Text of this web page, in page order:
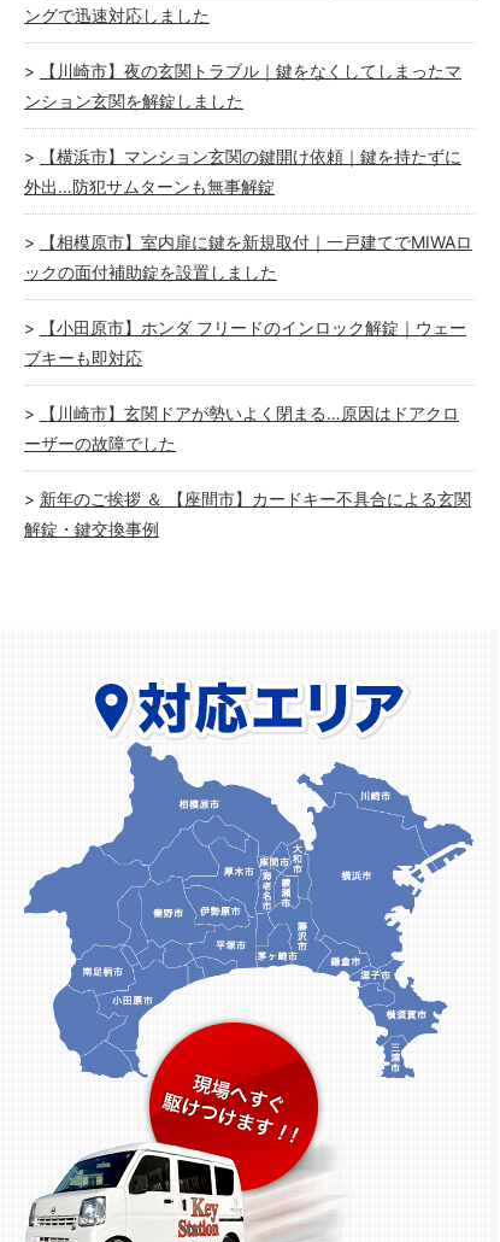
ングで迅速対応しました
【川崎市】夜の玄関トラブル｜鍵をなくしてしまったマ
ンション玄関を解錠しました
【横浜市】マンション玄関の鍵開け依頼｜鍵を持たずに
外出…防犯サムターンも無事解錠
【相模原市】室内扉に鍵を新規取付｜一戸建てでMIWAロ
ックの面付補助錠を設置しました
【小田原市】ホンダ フリードのインロック解錠｜ウェー
ブキーも即対応
【川崎市】玄関ドアが勢いよく閉まる…原因はドアクロ
ーザーの故障でした
新年のご挨拶 ＆ 【座間市】カードキー不具合による玄関
解錠・鍵交換事例